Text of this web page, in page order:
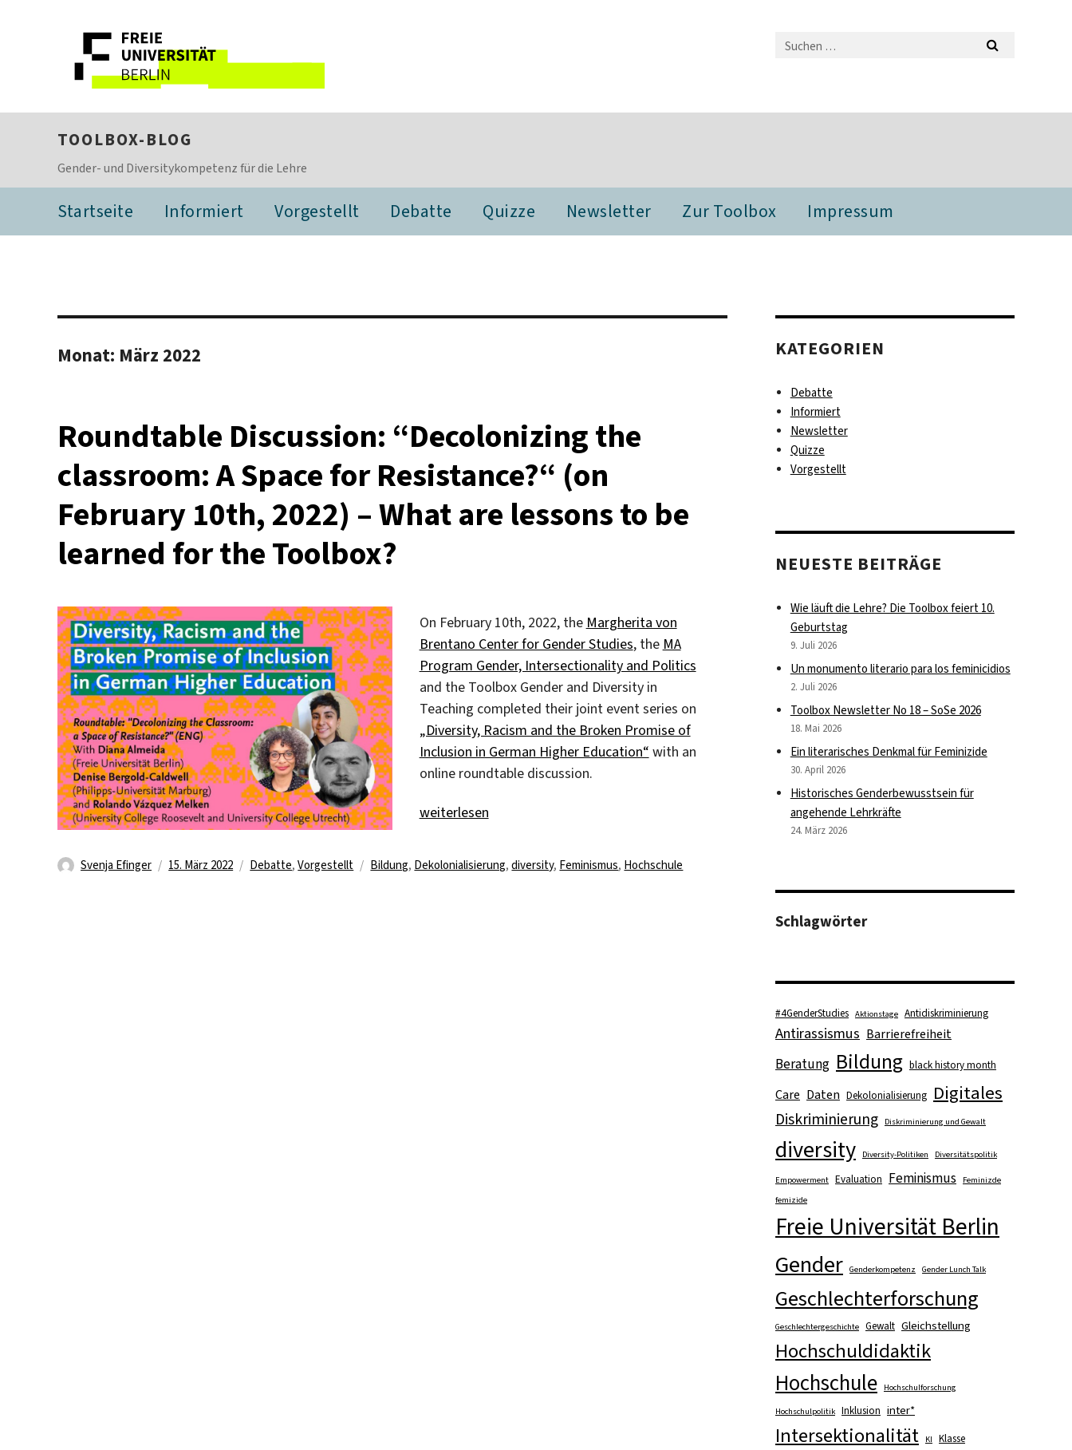
TOOLBOX-BLOG
Gender- und Diversitykompetenz für die Lehre
Startseite Informiert Vorgestellt Debatte Quizze Newsletter Zur Toolbox Impressum
Monat: März 2022
Roundtable Discussion: “Decolonizing the
classroom: A Space for Resistance?“ (on
February 10th, 2022) – What are lessons to be
learned for the Toolbox?
On February 10th, 2022, the Margherita von
Brentano Center for Gender Studies, the MA
Program Gender, Intersectionality and Politics
and the Toolbox Gender and Diversity in
Teaching completed their joint event series on
„Diversity, Racism and the Broken Promise of
Inclusion in German Higher Education“ with an
online roundtable discussion.
„Roundtable Discussion: “Decolonizing the classroom: A Space for Resistance?“ (on February 10th, 2022) –
weiterlesen
Autor
Svenja Efinger
Veröffentlicht
15. März 2022 Kategorien
Debatte,Vorgestellt Schlagwörter
Bildung, Dekolonialisierung,diversity, Feminismus, Hochschule
KATEGORIEN
Debatte
Informiert
Newsletter
Quizze
Vorgestellt
NEUESTE BEITRÄGE
Wie läuft die Lehre? Die Toolbox feiert 10.
Geburtstag
9. Juli 2026
Un monumento literario para los feminicidios
2. Juli 2026
Toolbox Newsletter No 18 – SoSe 2026
18. Mai 2026
Ein literarisches Denkmal für Feminizide
30. April 2026
Historisches Genderbewusstsein für
angehende Lehrkräfte
24. März 2026
Schlagwörter
#4GenderStudies Aktionstage Antidiskriminierung
Antirassismus Barrierefreiheit
Beratung Bildung black history month
Care Daten Dekolonialisierung Digitales
Diskriminierung Diskriminierung und Gewalt
diversity Diversity-Politiken Diversitätspolitik
Empowerment Evaluation Feminismus
Feminizde
femizide
Freie Universität Berlin
Gender Genderkompetenz Gender Lunch Talk
Geschlechterforschung
Geschlechtergeschichte Gewalt Gleichstellung
Hochschuldidaktik
Hochschule Hochschulforschung
Hochschulpolitik Inklusion inter*
Intersektionalität KI Klasse